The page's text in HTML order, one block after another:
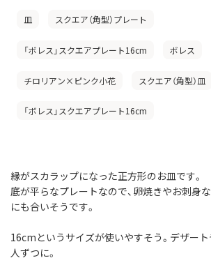
皿 スクエア（角型）プレート
「ボレス」スクエアプレート16cm ボレス
チロリアン×ピンク小花 スクエア（角型）皿
「ボレス」スクエアプレート16cm
縁がスカラップになった正方形のお皿です。
底が平らなプレートなので、卵焼きやお刺身
にも合いそうです。
16cmというサイズが使いやすそう。デザー
人ずつに。